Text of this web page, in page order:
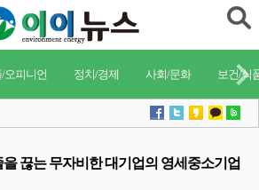
오피니언 정치/경제 사회/문화 보건/식
끊는 무자비한 대기업의 영세중소기업